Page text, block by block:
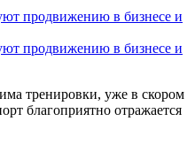
продвижению в бизнесе и
продвижению в бизнесе и
тренировки, уже в скором
благоприятно отражается